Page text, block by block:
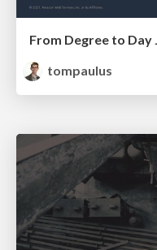
From Degree to Day
tompaulus